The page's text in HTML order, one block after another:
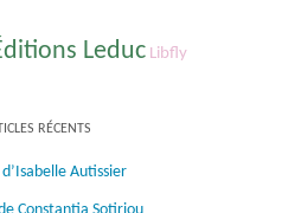
Leduc Libfly
RÉCENTS
Autissier